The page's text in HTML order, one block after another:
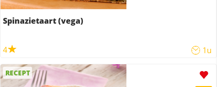
Spinazietaart (vega)
4 1u
RECEPT